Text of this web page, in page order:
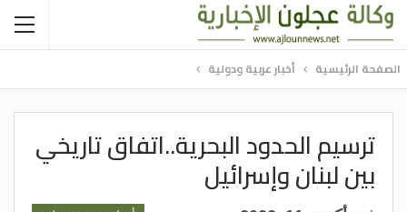
الصفحة الرئيسية أخبار عربية ودولية
ترسيم الحدود البحرية..اتفاق تاريخي
بين لبنان وإسرائيل